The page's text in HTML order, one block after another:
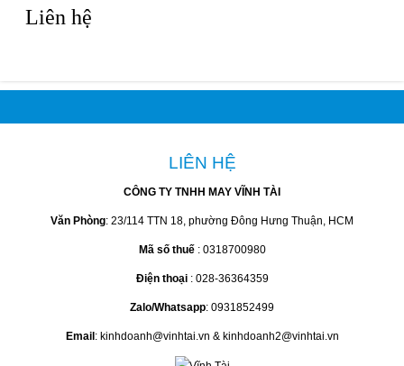
Liên hệ
LIÊN HỆ
CÔNG TY TNHH MAY VĨNH TÀI
Văn Phòng: 23/114 TTN 18, phường Đông Hưng Thuận, HCM
Mã số thuế : 0318700980
Điện thoại : 028-36364359
Zalo/Whatsapp: 0931852499
Email : kinhdoanh@vinhtai.vn & kinhdoanh2@vinhtai.vn